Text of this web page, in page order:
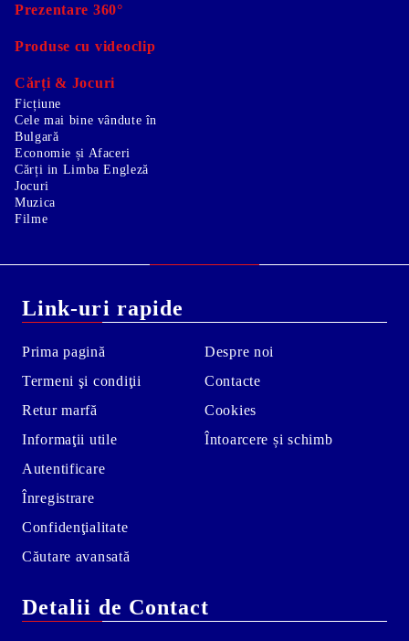
Prezentare 360°
Produse cu videoclip
Cărți & Jocuri
Ficțiune
Cele mai bine vândute în
Bulgară
Economie și Afaceri
Cărți in Limba Engleză
Jocuri
Muzica
Filme
Link-uri rapide
Prima pagină
Termeni şi condiţii
Retur marfă
Informaţii utile
Autentificare
Înregistrare
Confidenţialitate
Căutare avansată
Despre noi
Contacte
Cookies
Întoarcere și schimb
Detalii de Contact